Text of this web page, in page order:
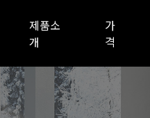
제품소
개
가
격